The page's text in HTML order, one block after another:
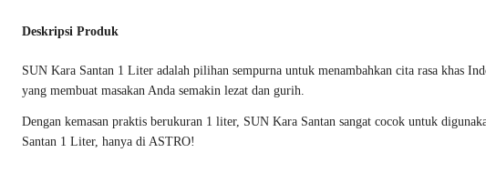
Deskripsi Produk
SUN Kara Santan 1 Liter adalah pilihan sempurna untuk menambahkan cita rasa khas
yang membuat masakan Anda semakin lezat dan gurih.
Dengan kemasan praktis berukuran 1 liter, SUN Kara Santan sangat cocok untuk
Santan 1 Liter, hanya di ASTRO!